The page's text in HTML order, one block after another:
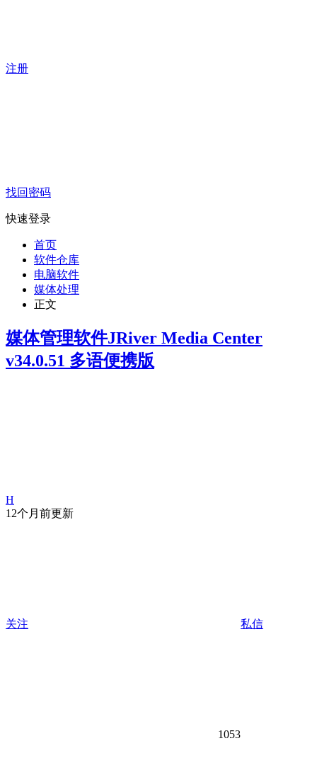
注册
找回密码
快速登录
首页
软件仓库
电脑软件
媒体处理
正文
媒体管理软件JRiver Media Center
v34.0.51 多语便携版
H
12个月前更新
关注 私信
1053